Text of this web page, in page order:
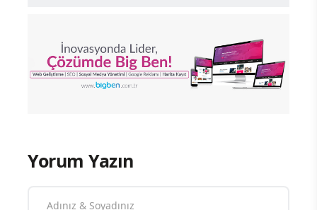
Yorum Yazın